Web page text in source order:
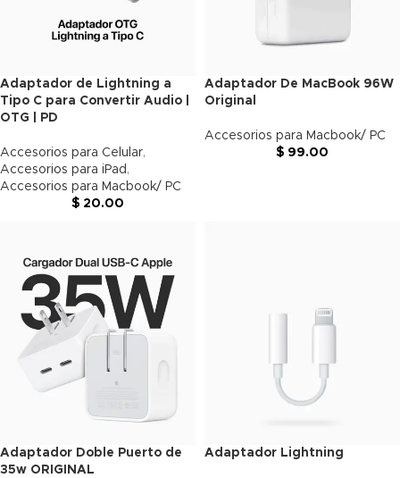
Adaptador de Lightning a
Tipo C para Convertir Audio |
OTG | PD
Accesorios para Celular,
Accesorios para iPad ,
Accesorios para Macbook/ PC
$ 20.00
Adaptador De MacBook 96W
Original
Accesorios para Macbook/ PC
$ 99.00
Adaptador Doble Puerto de
35w ORIGINAL
Adaptador Lightning